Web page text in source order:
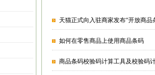
天猫正式向入驻商家发布“开放商品
如何在零售商品上使用商品条码
商品条码校验码计算工具及校验码